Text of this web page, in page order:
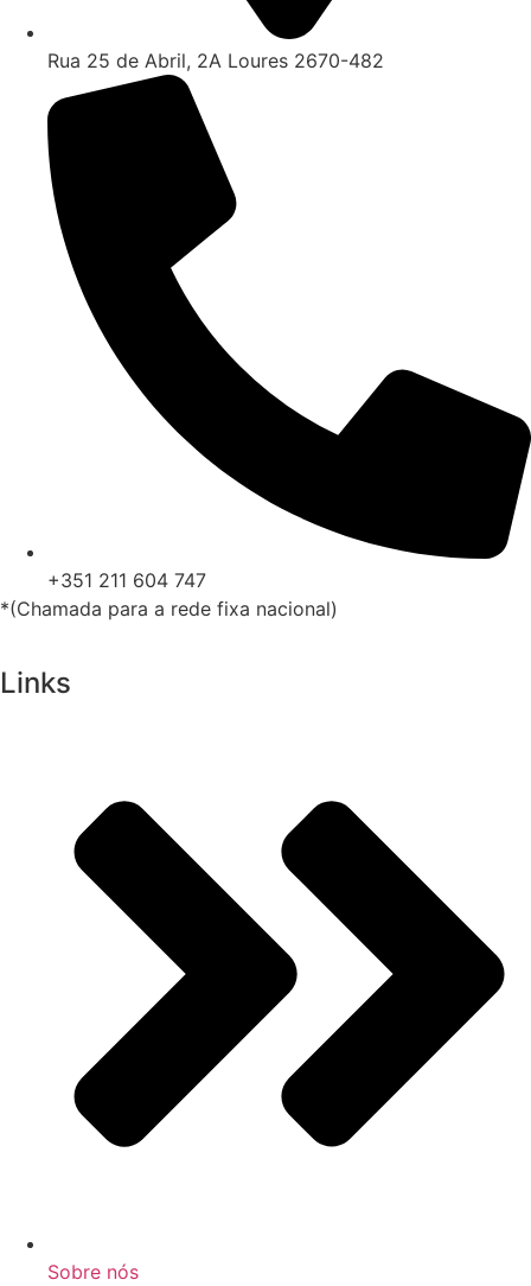
Rua 25 de Abril, 2A Loures 2670-482
+351 211 604 747
*(Chamada para a rede fixa nacional)
Links
Sobre nós